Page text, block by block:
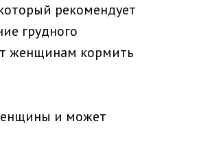
рекомендует
грудного
женщинам кормить
и может